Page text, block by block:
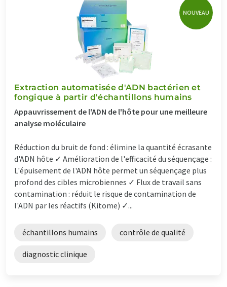
NOUVEAU
Extraction automatisée d'ADN bactérien et
fongique à partir d'échantillons humains
Appauvrissement de l'ADN de l'hôte pour une meilleure
analyse moléculaire
Réduction du bruit de fond : élimine la quantité écrasante
d'ADN hôte ✓ Amélioration de l'efficacité du séquençage :
L'épuisement de l'ADN hôte permet un séquençage plus
profond des cibles microbiennes ✓ Flux de travail sans
contamination : réduit le risque de contamination de
l'ADN par les réactifs (Kitome) ✓...
échantillons humains contrôle de qualité
diagnostic clinique